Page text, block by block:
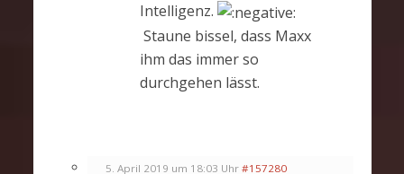
Intelligenz.
Staune bissel, dass Maxx
ihm das immer so
durchgehen lässt.
5. April 2019 um 18:03 Uhr #157280